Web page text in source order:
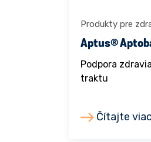
Produkty pre
Aptus®
Podpora
traktu
Čítajte viac